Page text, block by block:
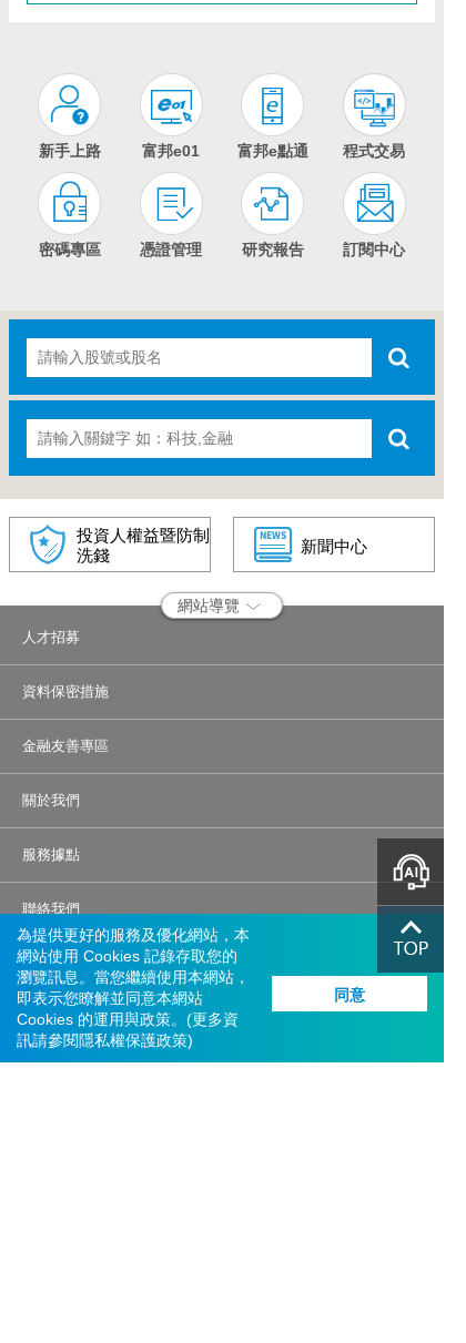
新手上路 富邦e01 富邦e點通 程式交易
密碼專區 憑證管理 研究報告 訂閱中心
投資人權益暨防制
洗錢
新聞中心
智能客服
網站導覽
人才招募
資料保密措施
金融友善專區
關於我們
服務據點
聯絡我們
機構投資人盡職治理
交易系統異常應變措施
為提供更好的服務及優化網站，本
網站使用 Cookies 記錄存取您的
瀏覽訊息。當您繼續使用本網站，
即表示您瞭解並同意本網站
Cookies 的運用與政策。(更多資
訊請參閱隱私權保護政策)
同意